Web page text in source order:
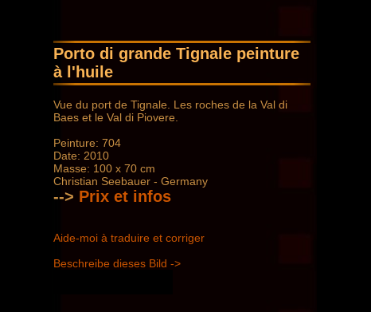
Porto di grande Tignale peinture
à l'huile
Vue du port de Tignale. Les roches de la Val di
Baes et le Val di Piovere.
Peinture: 704
Date: 2010
Masse: 100 x 70 cm
Christian Seebauer - Germany
--> Prix ​​et infos
Aide-moi à traduire et corriger
Beschreibe dieses Bild ->